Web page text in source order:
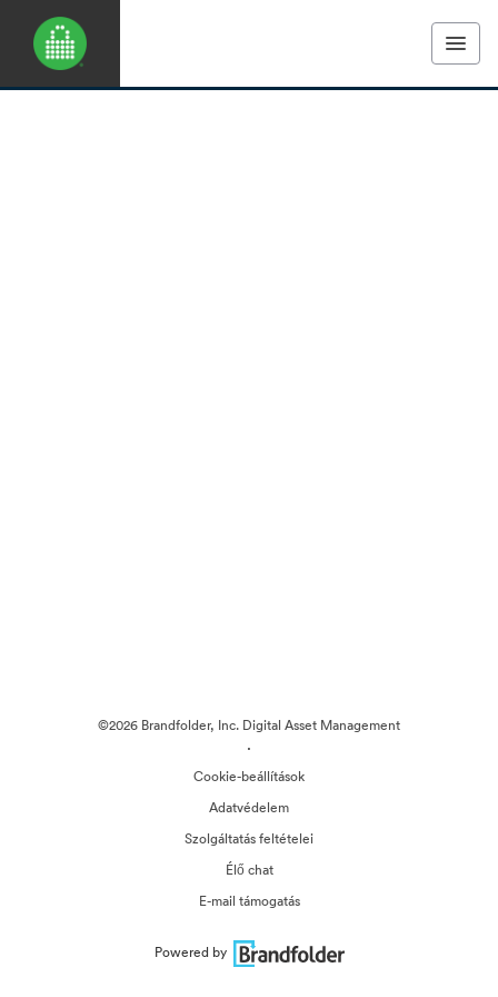
©2026 Brandfolder, Inc. Digital Asset Management
·
Cookie-beállítások
Adatvédelem
Szolgáltatás feltételei
Élő chat
E-mail támogatás
Powered by